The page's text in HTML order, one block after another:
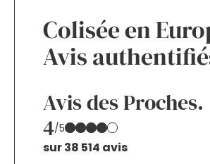
Colisée en
Avis
Avis des Proches.
4/5
sur 38 514 avis